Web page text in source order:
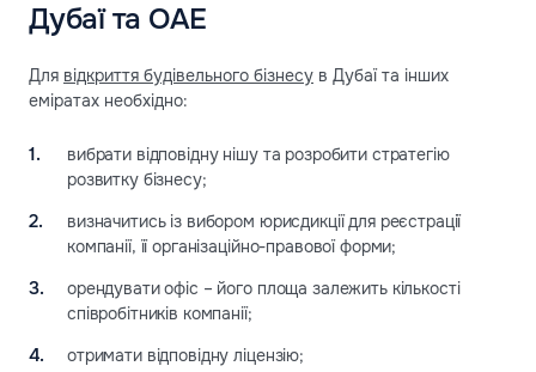
Дубаї та ОАЕ
Для відкриття будівельного бізнесу в Дубаї та інших
еміратах необхідно:
вибрати відповідну нішу та розробити стратегію
розвитку бізнесу;
визначитись із вибором юрисдикції для реєстрації
компанії, її організаційно-правової форми;
орендувати офіс – його площа залежить кількості
співробітників компанії;
отримати відповідну ліцензію;